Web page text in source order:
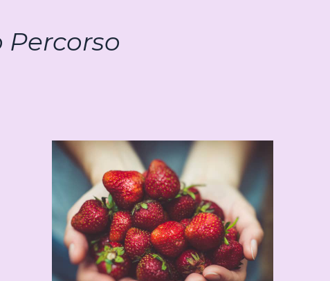
Percorso